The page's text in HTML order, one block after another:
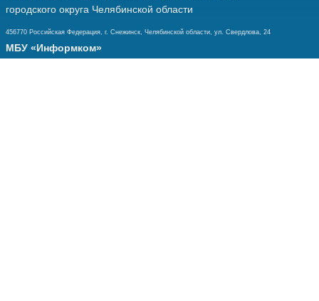
городского округа Челябинской области
456770 Российская Федерация, г. Снежинск, Челябинской области, ул. Свердлова, 24
МБУ «Информком»